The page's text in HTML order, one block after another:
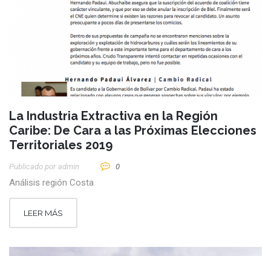
La Industria Extractiva en la Región
Caribe: De Cara a las Próximas Elecciones
Territoriales 2019
Publicado por Admin 0
Análisis región Costa
LEER MÁS